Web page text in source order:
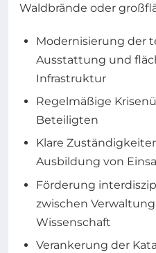
Waldbrände oder
Modernisierung der
Ausstattung und
Infrastruktur
Regelmäßige
Beteiligten
Klare
Ausbildung von
Förderung
zwischen
Wissenschaft
Verankerung der